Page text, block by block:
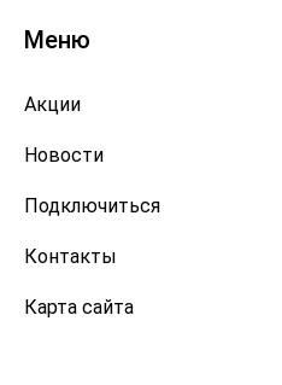
Меню
Акции
Новости
Подключиться
Контакты
Карта сайта